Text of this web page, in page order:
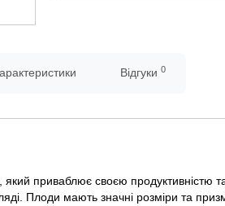
Відгуки 0
приваблює своєю продуктивністю
Плоди мають значні розміри та